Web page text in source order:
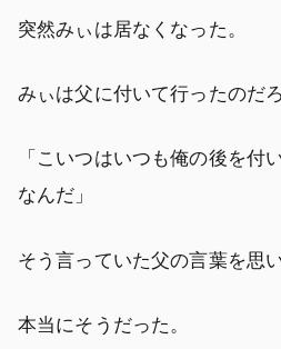
突然みぃは居なくなった。
みぃは父に付いて行ったのだろ
「こいつはいつも俺の後を付
なんだ」
そう言っていた父の言葉を思
本当にそうだった。